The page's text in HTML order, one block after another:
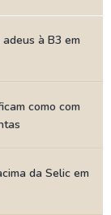
à B3 em
como com
da Selic em